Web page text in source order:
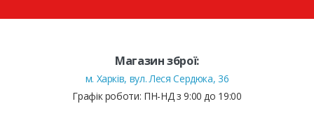
Магазин зброї:
м. Харків, вул. Леся Сердюка, 36
Графік роботи: ПН-НД з 9:00 до 19:00